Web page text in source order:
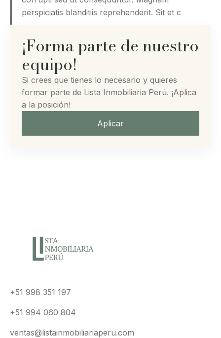
¡Forma parte de nuestro
equipo!
Si crees que tienes lo necesario y quieres
formar parte de Lista Inmobiliaria Perú. ¡Aplica
a la posición!
Aplicar
perspiciatis blanditiis reprehenderit. Sit et c
+51 998 351 197
+51 994 060 804
ventas@listainmobiliariaperu.com